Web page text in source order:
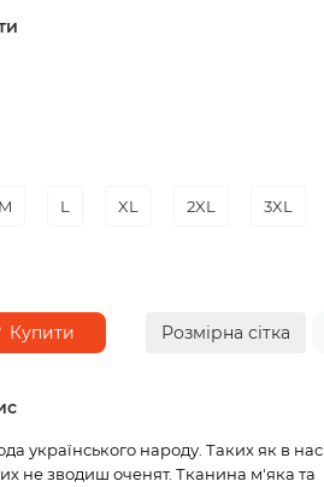
M L XL 2XL 3XL
Купити Розмірна сітка
українського народу. Таких як в нас
не зводиш оченят. Тканина м'яка та